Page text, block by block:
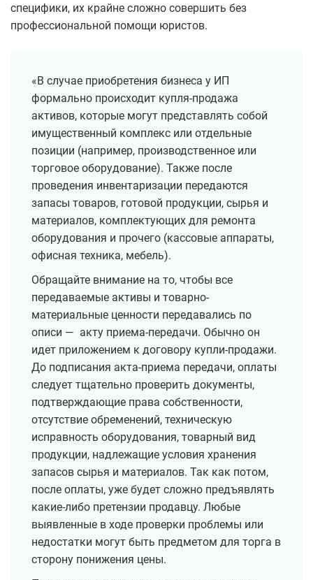
специфики, их крайне сложно совершить без
профессиональной помощи юристов.
«В случае приобретения бизнеса у ИП
формально происходит купля-продажа
активов, которые могут представлять собой
имущественный комплекс или отдельные
позиции (например, производственное или
торговое оборудование). Также после
проведения инвентаризации передаются
запасы товаров, готовой продукции, сырья и
материалов, комплектующих для ремонта
оборудования и прочего (кассовые аппараты,
офисная техника, мебель).
Обращайте внимание на то, чтобы все
передаваемые активы и товарно-
материальные ценности передавались по
описи — акту приема-передачи. Обычно он
идет приложением к договору купли-продажи.
До подписания акта-приема передачи, оплаты
следует тщательно проверить документы,
подтверждающие права собственности,
отсутствие обременений, техническую
исправность оборудования, товарный вид
продукции, надлежащие условия хранения
запасов сырья и материалов. Так как потом,
после оплаты, уже будет сложно предъявлять
какие-либо претензии продавцу. Любые
выявленные в ходе проверки проблемы или
недостатки могут быть предметом для торга в
сторону понижения цены.